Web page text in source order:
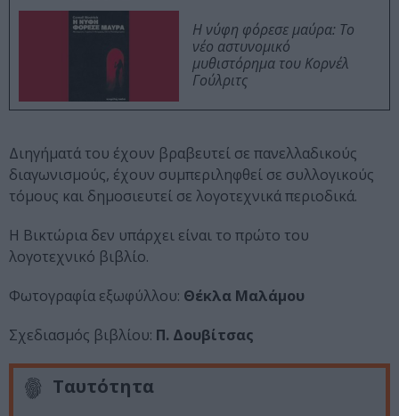
Η νύφη φόρεσε μαύρα: Το
νέο αστυνομικό
μυθιστόρημα του Κορνέλ
Γούλριτς
Διηγήματά του έχουν βραβευτεί σε πανελλαδικούς
διαγωνισμούς, έχουν συμπεριληφθεί σε συλλογικούς
τόμους και δημοσιευτεί σε λογοτεχνικά περιοδικά.
Η Βικτώρια δεν υπάρχει είναι το πρώτο του
λογοτεχνικό βιβλίο.
Φωτογραφία εξωφύλλου: Θέκλα Μαλάμου
Σχεδιασμός βιβλίου: Π. Δουβίτσας
Ταυτότητα